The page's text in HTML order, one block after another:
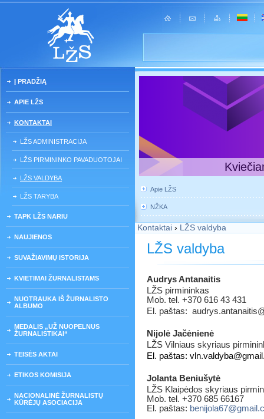
Į PRADŽIĄ
APIE LŽS
KONTAKTAI
LŽS ADMINISTRACIJA
LŽS PIRMININKO PAVADUOTOJAI
LŽS VALDYBA
LŽS TARYBA
TAPK LŽS NARIU
NAUJIENOS
SUVAŽIAVIMŲ ISTORIJA
KVIETIMAI ŽURNALISTAMS
NUOTRAUKA IŠ ŽURNALISTO
ALBUMO
MEDALIS „UŽ NUOPELNUS
ŽURNALISTIKAI“
TEISĖS AKTAI
ETIKOS KOMISIJA
NACIONALINĖ ŽURNALISTŲ
KŪRĖJŲ ASOCIACIJA
Apie LŽS
NŽKA
Kontaktai › LŽS valdyba
LŽS valdyba
Audrys Antanaitis
LŽS pirmininkas
Mob. tel. +370 616 43 431
El. paštas:
Nijolė Jačėnienė
LŽS Vilniaus skyriaus
El. paštas:
Jolanta Beniušytė
LŽS Klaipėdos skyriaus
Mob. tel. +370 685 66167
El. paštas: